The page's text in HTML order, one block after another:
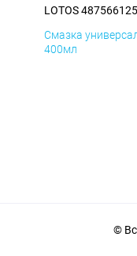
LOTOS 487566125
Смазка
400мл
©